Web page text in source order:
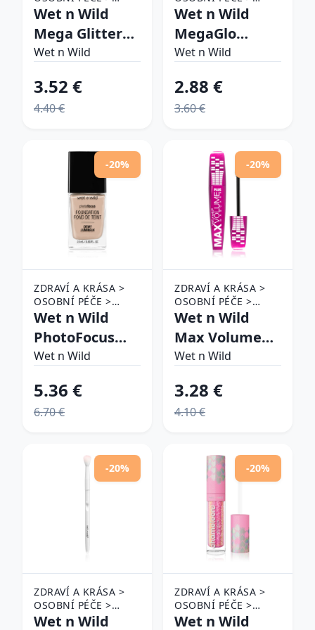
KOSMETIKA > MAKE-
RTY > RTĚNKY
Wet n Wild
Mega Glitter
matný tekutý
trblietkami
odtieň Hear
Wet n Wild
3.52 €
4.40 €
KOSMETIKA > MAKE-
OBLIČEJ A TVÁŘE
Wet n Wild
MegaGlo
krémový
tyčinke odtieň
Moonlike 6 g
Wet n Wild
2.88 €
3.60 €
-20%
ZDRAVÍ A KRÁSA >
OSOBNÍ PÉČE >
KOSMETIKA > MAKE-
Wet n Wild
PhotoFocus
ľahký
make-up pre
rozjasnenie
Soft Ivory 28
Wet n Wild
5.36 €
6.70 €
-20%
ZDRAVÍ A KRÁSA >
OSOBNÍ PÉČE >
KOSMETIKA > MAKE-
> ŘASENKY
Wet n Wild
Max Volume
Plus riasenka
objem odtieň
Black 8 ml
Wet n Wild
3.28 €
4.10 €
-20%
ZDRAVÍ A KRÁSA >
OSOBNÍ PÉČE >
KOSMETIKA > MAKE-
Wet n Wild
-20%
ZDRAVÍ A KRÁSA >
OSOBNÍ PÉČE >
KOSMETIKA > PÉČE
Wet n Wild